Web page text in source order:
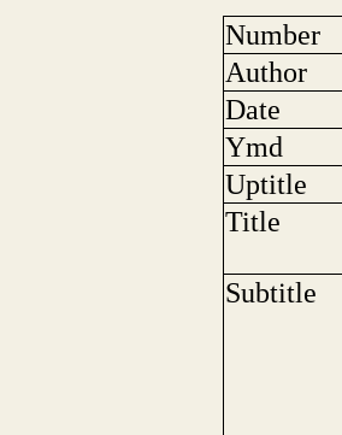
Number
Author
Date
Ymd
Uptitle
Title
Subtitle